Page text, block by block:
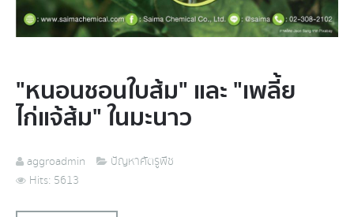
"หนอนชอนใบส้ม" และ "เพลี้ย
ไก่แจ้ส้ม" ในมะนาว
aggroadmin
ปัญหาศัตรูพืช
Hits: 5613